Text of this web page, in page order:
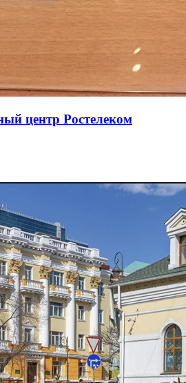
центр Ростелеком